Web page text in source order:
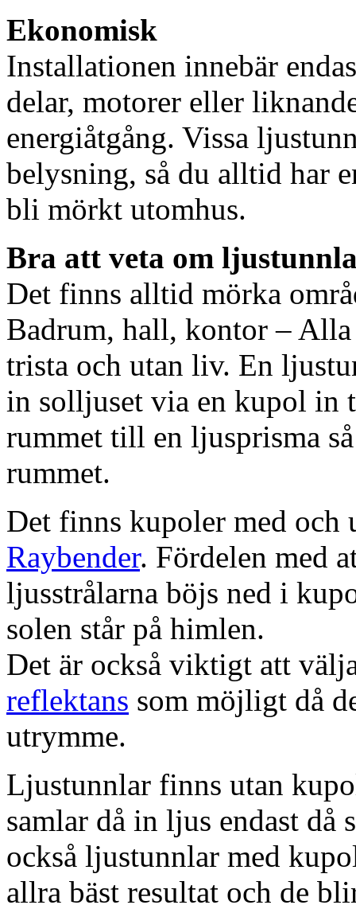
Ekonomisk
Installationen innebär
delar, motorer eller
energiåtgång. Vissa
belysning, så du alltid har
bli mörkt utomhus.
Bra att veta om
Det finns alltid mörka
Badrum, hall, kontor – Alla
trista och utan liv. En
in solljuset via en kupol in
rummet till en ljusprisma
rummet.
Det finns kupoler med och
Raybender. Fördelen med
ljusstrålarna böjs ned i
solen står på himlen.
Det är också viktigt att
reflektans som möjligt då
utrymme.
Ljustunnlar finns utan
samlar då in ljus endast då
också ljustunnlar med
allra bäst resultat och de